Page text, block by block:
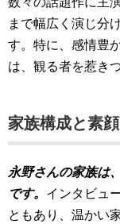
まで幅広く演じ分
す。特に、感情豊
は、観る者を惹き
家族構成と素顔
永野さんの家族は
です。 インタビュ
ともあり、温かい